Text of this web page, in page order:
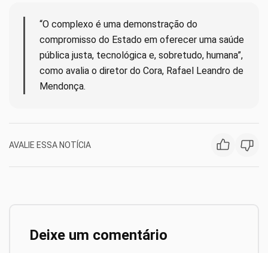
“O complexo é uma demonstração do
compromisso do Estado em oferecer uma saúde
pública justa, tecnológica e, sobretudo, humana”,
como avalia o diretor do Cora, Rafael Leandro de
Mendonça.
AVALIE ESSA NOTÍCIA
Deixe um comentário